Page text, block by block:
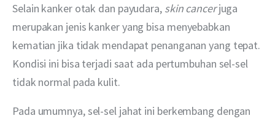
Selain kanker otak dan payudara, skin cancer juga
merupakan jenis kanker yang bisa menyebabkan
kematian jika tidak mendapat penanganan yang tepat.
Kondisi ini bisa terjadi saat ada pertumbuhan sel-sel
tidak normal pada kulit.
Pada umumnya, sel-sel jahat ini berkembang dengan